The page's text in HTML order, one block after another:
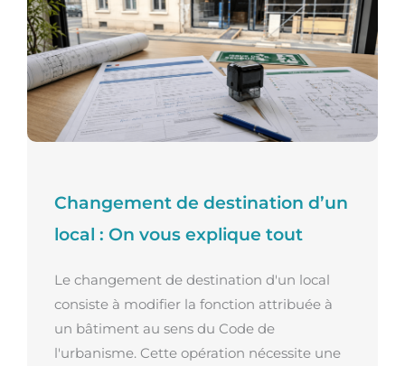
Changement de destination d’un
local : On vous explique tout
Le changement de destination d'un local
consiste à modifier la fonction attribuée à
un bâtiment au sens du Code de
l'urbanisme. Cette opération nécessite une